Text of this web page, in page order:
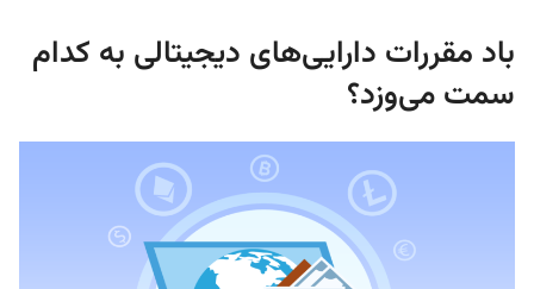
باد مقررات دارایی‌های دیجیتالی به کدام
سمت می‌وزد؟